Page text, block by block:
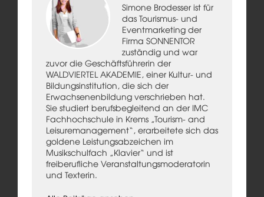
Simone Brodesser ist für
das Tourismus- und
Eventmarketing der
Firma SONNENTOR
zuständig und war
zuvor die Geschäftsführerin der
WALDVIERTEL AKADEMIE, einer Kultur- und
Bildungsinstitution, die sich der
Erwachsenenbildung verschrieben hat.
Sie studiert berufsbegleitend an der IMC
Fachhochschule in Krems „Tourism- and
Leisuremanagement“, erarbeitete sich das
goldene Leistungsabzeichen im
Musikschulfach „Klavier“ und ist
freiberufliche Veranstaltungsmoderatorin
und Texterin.